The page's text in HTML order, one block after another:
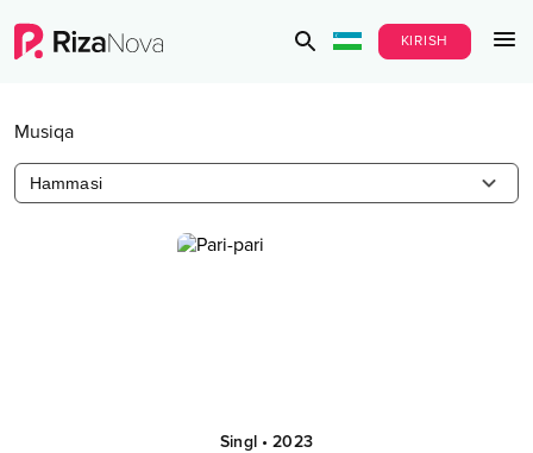
KIRISH
Musiqa
Hammasi
Singl•2023